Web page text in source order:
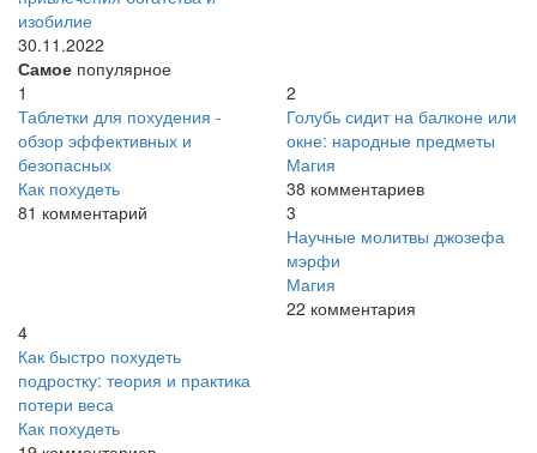
изобилие
30.11.2022
Самое популярное
1
Таблетки для похудения -
обзор эффективных и
безопасных
Как похудеть
81 комментарий
2
Голубь сидит на балконе или
окне: народные предметы
Магия
38 комментариев
3
Научные молитвы джозефа
мэрфи
Магия
22 комментария
4
Как быстро похудеть
подростку: теория и практика
потери веса
Как похудеть